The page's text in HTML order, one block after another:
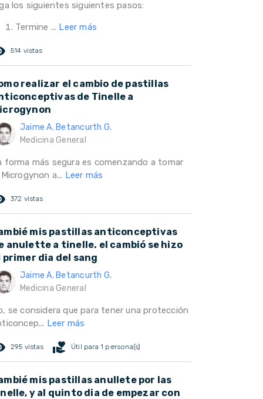
los siguientes siguientes pasos:
Termine ... Leer más
514 vistas
realizar el cambio de pastillas
de Tinelle a
Jaime A. Betancurth G.
Medicina General
forma más segura es comenzando a tomar
a... Leer más
372 vistas
mis pastillas anticonceptivas
anulette a tinelle. el cambió se hizo
primer dia del sang
Jaime A. Betancurth G.
Medicina General
se considera que para tener una protección
Leer más
295 vistas volunteer_activism Útil para 1 persona(s)
mis pastillas anullete por las
y al quinto dia de empezar con